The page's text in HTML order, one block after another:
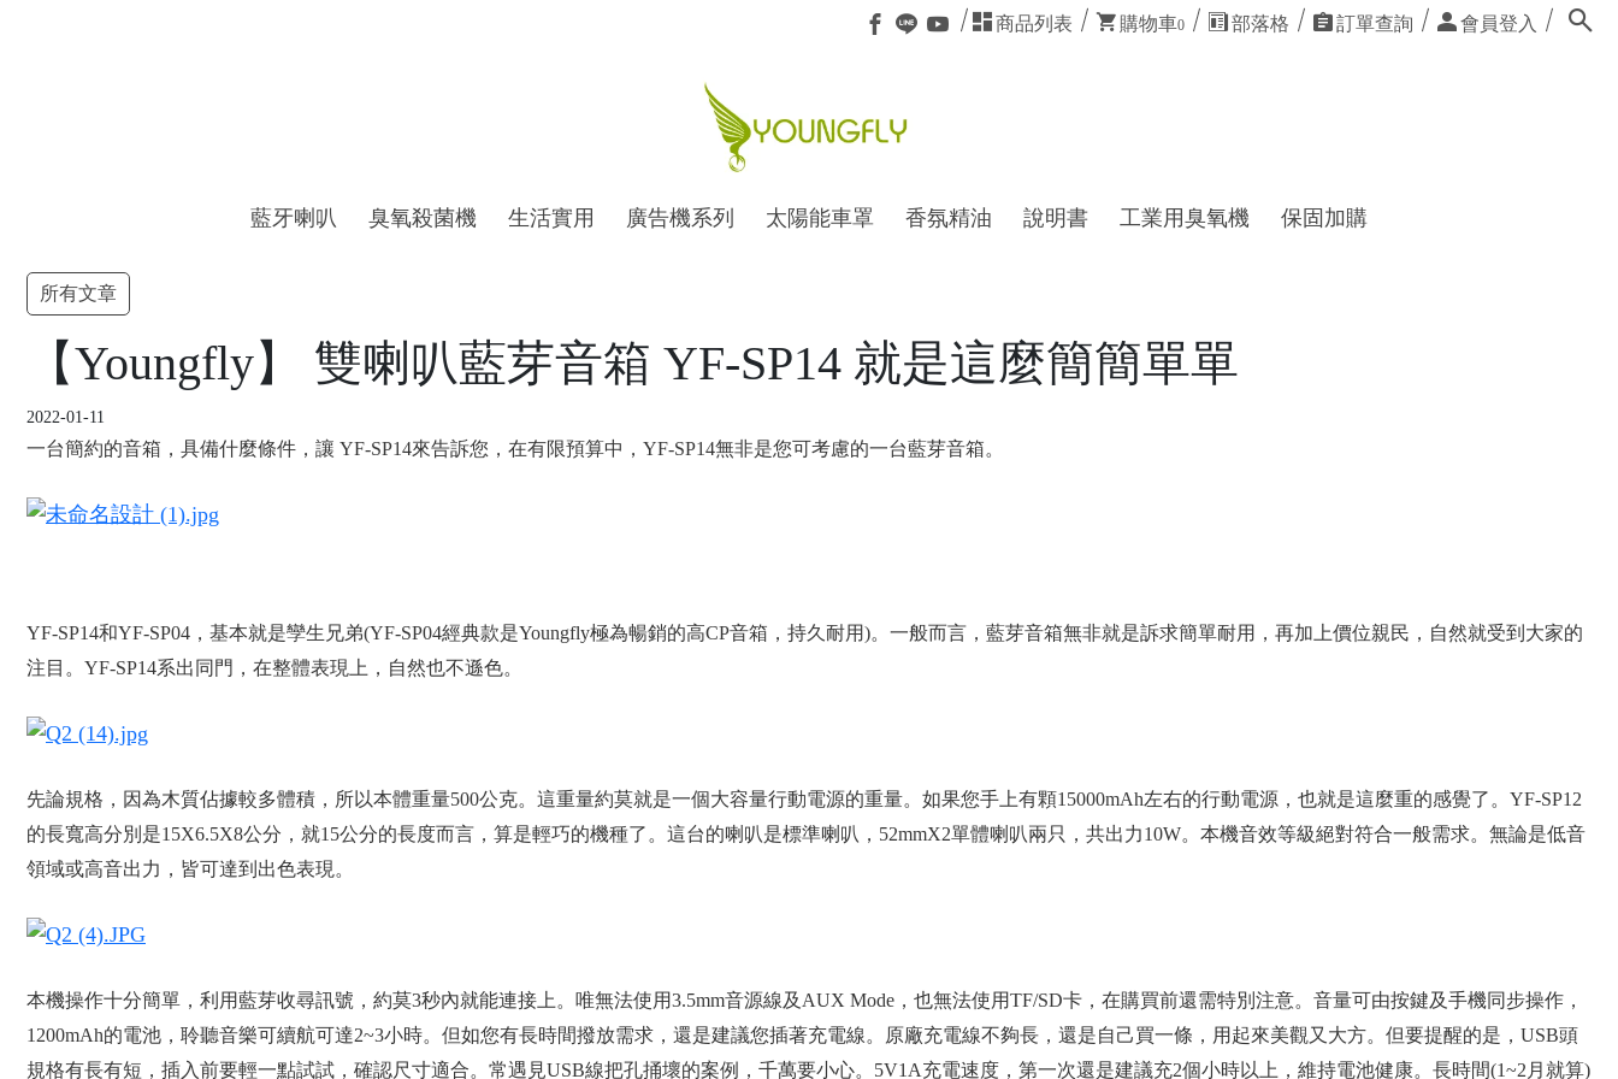
商品列表 購物車0 部落格 訂單查詢 會員登入
藍牙喇叭 臭氧殺菌機 生活實用 廣告機系列 太陽能車罩 香氛精油 說明書 工業用臭氧機 保固加購
所有文章
【Youngfly】 雙喇叭藍芽音箱 YF-SP14 就是這麼簡簡單單
2022-01-11
一台簡約的音箱，具備什麼條件，讓 YF-SP14來告訴您，在有限預算中，YF-SP14無非是您可考慮的一台藍芽音箱。
YF-SP14和YF-SP04，基本就是孿生兄弟(YF-SP04經典款是Youngfly極為暢銷的高CP音箱，持久耐用)。一般而言，藍芽音箱無非就是訴求簡單耐用，再加上價位親民，自然就受到大家的
注目。YF-SP14系出同門，在整體表現上，自然也不遜色。
先論規格，因為木質佔據較多體積，所以本體重量500公克。這重量約莫就是一個大容量行動電源的重量。如果您手上有顆15000mAh左右的行動電源，也就是這麼重的感覺了。YF-SP12
的長寬高分別是15X6.5X8公分，就15公分的長度而言，算是輕巧的機種了。這台的喇叭是標準喇叭，52mmX2單體喇叭兩只，共出力10W。本機音效等級絕對符合一般需求。無論是低音
領域或高音出力，皆可達到出色表現。
本機操作十分簡單，利用藍芽收尋訊號，約莫3秒內就能連接上。唯無法使用3.5mm音源線及AUX Mode，也無法使用TF/SD卡，在購買前還需特別注意。音量可由按鍵及手機同步操作，
1200mAh的電池，聆聽音樂可續航可達2~3小時。但如您有長時間撥放需求，還是建議您插著充電線。原廠充電線不夠長，還是自己買一條，用起來美觀又大方。但要提醒的是，USB頭
規格有長有短，插入前要輕一點試試，確認尺寸適合。常遇見USB線把孔捅壞的案例，千萬要小心。5V1A充電速度，第一次還是建議充2個小時以上，維持電池健康。長時間(1~2月就算)